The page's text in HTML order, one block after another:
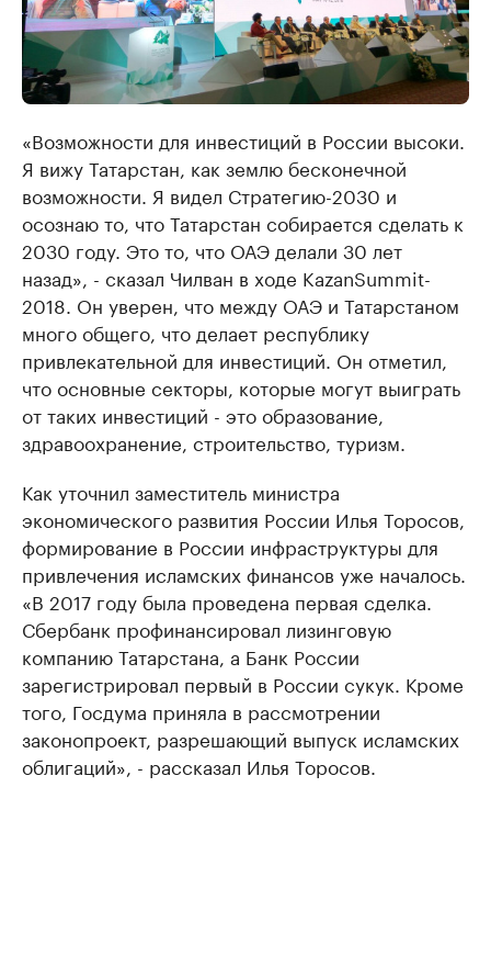
«Возможности для инвестиций в России высоки.
Я вижу Татарстан, как землю бесконечной
возможности. Я видел Стратегию-2030 и
осознаю то, что Татарстан собирается сделать к
2030 году. Это то, что ОАЭ делали 30 лет
назад», - сказал Чилван в ходе KazanSummit-
2018. Он уверен, что между ОАЭ и Татарстаном
много общего, что делает республику
привлекательной для инвестиций. Он отметил,
что основные секторы, которые могут выиграть
от таких инвестиций - это образование,
здравоохранение, строительство, туризм.
Как уточнил заместитель министра
экономического развития России Илья Торосов,
формирование в России инфраструктуры для
привлечения исламских финансов уже началось.
«В 2017 году была проведена первая сделка.
Сбербанк профинансировал лизинговую
компанию Татарстана, а Банк России
зарегистрировал первый в России сукук. Кроме
того, Госдума приняла в рассмотрении
законопроект, разрешающий выпуск исламских
облигаций», - рассказал Илья Торосов.